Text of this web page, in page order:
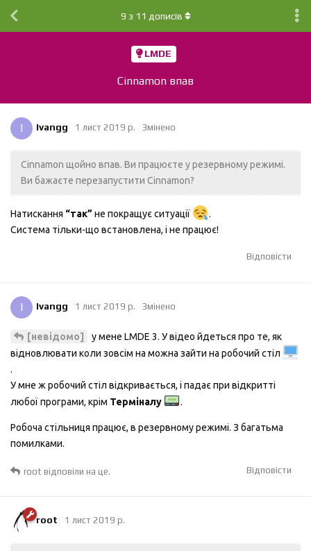
LMDE
Cinnamon впав
9 з 11 дописів
I Ivangg 1 лист 2019 р. Змінено
Cinnamon щойно впав. Ви працюєте у резервному режимі.
Ви бажаєте перезапустити Cinnamon?
Натискання “так” не покращує ситуації
.
Система тільки-що встановлена, і не працює!
Відповісти
I Ivangg 1 лист 2019 р. Змінено
[невідомо]
у мене LMDE 3. У відео йдеться про те, як
відновлювати коли зовсім на можна зайти на робочий стіл
.
У мне ж робочий стіл відкривається, і падає при відкритті
любої програми, крім Терміналу .
Робоча стільниця працює, в резервному режимі. З багатьма
помилками.
Відповісти
root відповіли на це.
root 1 лист 2019 р.